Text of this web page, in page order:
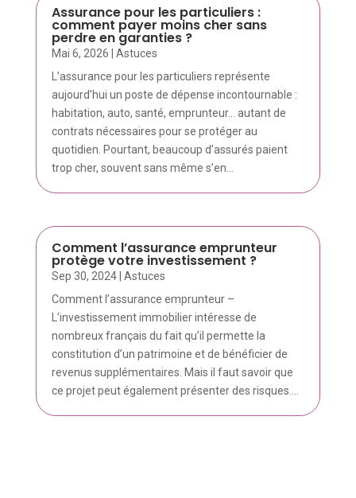
Assurance pour les particuliers :
comment payer moins cher sans
perdre en garanties ?
Mai 6, 2026
Astuces
L’assurance pour les particuliers représente
aujourd’hui un poste de dépense incontournable :
habitation, auto, santé, emprunteur… autant de
contrats nécessaires pour se protéger au
quotidien. Pourtant, beaucoup d’assurés paient
trop cher, souvent sans même s’en...
Comment l’assurance emprunteur
protège votre investissement ?
Sep 30, 2024| Astuces
Comment l’assurance emprunteur –
L’investissement immobilier intéresse de
nombreux français du fait qu’il permette la
constitution d’un patrimoine et de bénéficier de
revenus supplémentaires. Mais il faut savoir que
ce projet peut également présenter des risques....